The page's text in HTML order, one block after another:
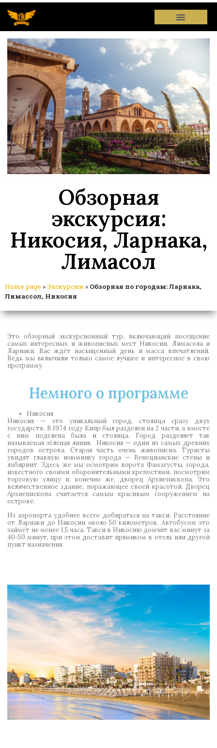
Обзорная
экскурсия:
Никосия, Ларнака,
Лимасол
Home page »Экскурсии » Обзорная по городам: Ларнака,
Лимассол, Никосия
Это обзорный экскурсионный тур, включающий посещение
самых интересных и живописных мест Никосии, Лимасола и
Ларнаки. Вас ждёт насыщенный день и масса впечатлений.
Ведь мы включили только самое лучшее и интересное в свою
программу.
Немного о программе
Никосия
Никосия — это уникальный город, столица сразу двух
государств. В 1974 году Кипр был разделен на 2 части, а вместе
с ним поделена была и столица. Город разделяет так
называемая зёленая линия. Никосия — один из самых древних
городов острова. Старая часть очень живописна. Туристы
увидят главную изюминку города — Венецианские стены и
лабиринт. Здесь же мы осмотрим ворота Фамагусты, города,
известного своими оборонительными крепостями, посмотрим
торговую улицу и, конечно же, дворец Архиепископа. Это
величественное здание, поражающее своей красотой. Дворец
Архиепископа считается самым красивым сооружением на
острове.
Из аэропорта удобнее всего добираться на такси. Расстояние
от Ларнаки до Никосии около 50 километров. Автобусом это
займёт не менее 1,5 часа. Такси в Никосию домчит вас минут за
40-50 минут, при этом доставит прямиком в отель или другой
пункт назначения.